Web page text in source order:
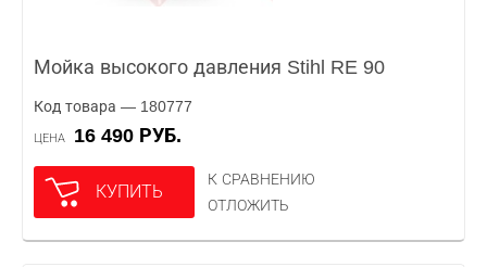
Мойка высокого давления Stihl RE 90
Код товара — 180777
ЦЕНА 16 490 РУБ.
КУПИТЬ
К СРАВНЕНИЮ
ОТЛОЖИТЬ